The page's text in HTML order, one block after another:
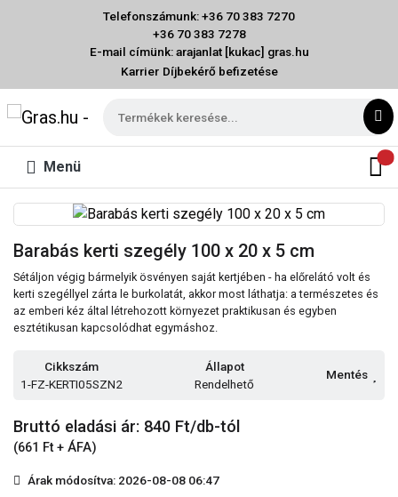
Telefonszámunk: +36 70 383 7270
+36 70 383 7278
E-mail címünk: arajanlat [kukac] gras.hu
Karrier Díjbekérő befizetése
Menü
Barabás kerti szegély 100 x 20 x 5 cm
Sétáljon végig bármelyik ösvényen saját kertjében - ha előrelátó volt és
kerti szegéllyel zárta le burkolatát, akkor most láthatja: a természetes és
az emberi kéz által létrehozott környezet praktikusan és egyben
esztétikusan kapcsolódhat egymáshoz.
Cikkszám
1-FZ-KERTI05SZN2
Állapot
Rendelhető
Mentés
Bruttó eladási ár: 840 Ft/db-tól
(661 Ft + ÁFA)
Árak módosítva: 2026-08-08 06:47